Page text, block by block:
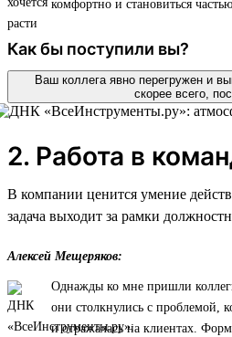
комфортно и становиться
Как бы поступили вы?
Ваш коллега явно перегружен и
скорее всего,
2. Работа в
В компании ценится умение
задача выходит за рамки
Алексей Мещеряков:
Однажды ко мне пришли
они столкнулись с проблемой,
и отражалась на клиентах.